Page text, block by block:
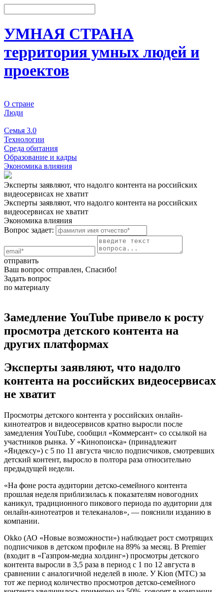
УМНАЯ СТРАНА
территория умных людей и
проектов
О стране
Люди
Семья 3.0
Технологии
Среда обитания
Образование и кадры
Экономика влияния
Эксперты заявляют, что надолго контента на российских
видеосервисах не хватит
Эксперты заявляют, что надолго контента на российских
видеосервисах не хватит
Экономика влияния
Вопрос задает:
отправить
Ваш вопрос отправлен, Спасибо!
Задать вопрос
по материалу
Замедление YouTube привело к росту
просмотра детского контента на
других платформах
Эксперты заявляют, что надолго
контента на российских видеосервисах
не хватит
Просмотры детского контента у российских онлайн-
кинотеатров и видеосервисов кратно выросли после
замедления YouTube, сообщил «Коммерсант» со ссылкой на
участников рынка. У «Кинопоиска» (принадлежит
«Яндексу») с 5 по 11 августа число подписчиков, смотревших
детский контент, выросло в полтора раза относительно
предыдущей недели.
«На фоне роста аудитории детско-семейного контента
прошлая неделя приблизилась к показателям новогодних
каникул, традиционного пикового периода по аудитории для
онлайн-кинотеатров и телеканалов», — пояснили изданию в
компании.
Okko (АО «Новые возможности») наблюдает рост смотрящих
подписчиков в детском профиле на 89% за месяц. В Premier
(входит в «Газпром-медиа холдинг») просмотры детского
контента выросли в 3,5 раза в период с 1 по 12 августа в
сравнении с аналогичной неделей в июле. У Kion (МТС) за
тот же период количество просмотров детско-семейного